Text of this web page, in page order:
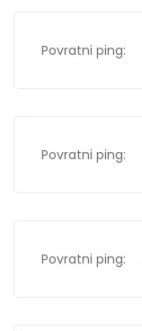
Povratni ping:
Povratni ping:
Povratni ping: